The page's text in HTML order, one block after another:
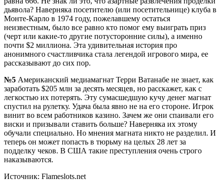
дьявола? Наверняка посетителю (или посетительнице) клуба в
Монте-Карло в 1974 году, пожелавшему остаться
неизвестным, было все равно кто помог ему выиграть приз
(черт или какие-то другие потусторонние силы), а именно
почти $2 миллиона. Эта удивительная история про
анонимного счастливчика стала легендой игрового мира, ее
рассказывают до сих пор.
№5 Американский медиамагнат Терри Ватанабе не знает, как
заработать $205 млн за десять месяцев, но расскажет, как с
легкостью их потерять. Эту сумасшедшую кучу денег магнат
спустил на рулетку. Удача была явно не на его стороне. Игрок
винит во всем работников казино. Зачем же они спаивали его
виски и призывали ставить больше? Наверняка их этому
обучали специально. Но мнения магната никто не разделил. И
теперь он может попасть в тюрьму на целых 28 лет за
подделку чеков. В США такие преступления очень строго
наказываются.
Источник: Flameslots.net